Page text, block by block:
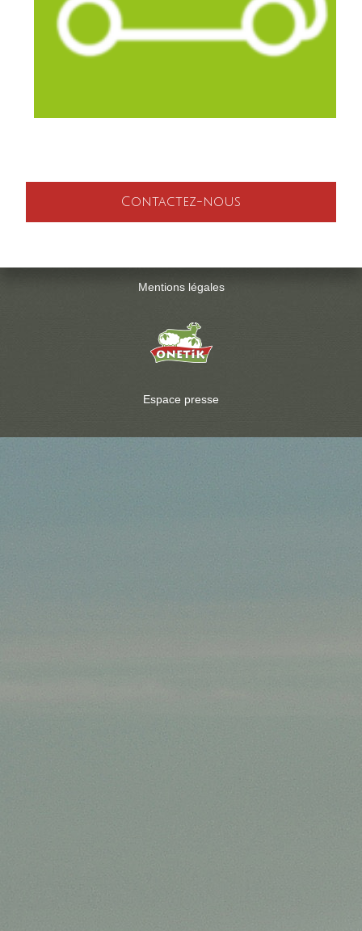
Contactez-nous
Mentions légales
Espace presse